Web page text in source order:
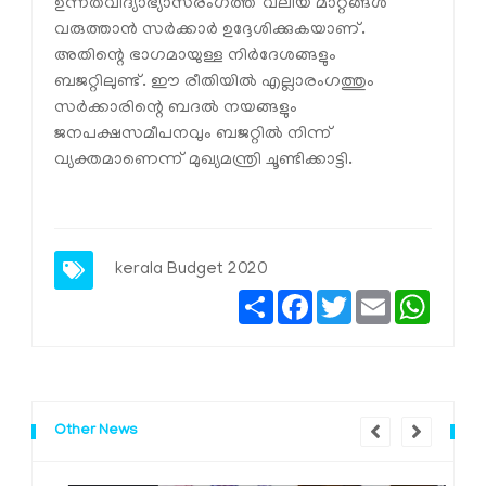
ഉന്നതവിദ്യാഭ്യാസരംഗത്ത് വലിയ മാറ്റങ്ങള്‍
വരുത്താന്‍ സര്‍ക്കാര്‍ ഉദ്ദേശിക്കുകയാണ്.
അതിന്റെ ഭാഗമായുള്ള നിര്‍ദേശങ്ങളും
ബജറ്റിലുണ്ട്. ഈ രീതിയില്‍ എല്ലാരംഗത്തും
സര്‍ക്കാരിന്റെ ബദല്‍ നയങ്ങളും
ജനപക്ഷസമീപനവും ബജറ്റില്‍ നിന്ന്
വ്യക്തമാണെന്ന് മുഖ്യമന്ത്രി ചൂണ്ടിക്കാട്ടി.
kerala Budget 2020
ShareFacebook
TwitterEmail
Other News